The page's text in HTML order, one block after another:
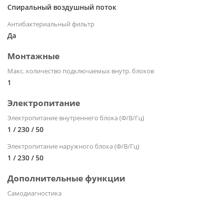
Спиральный воздушный поток
Антибактериальный фильтр
Да
Монтажные
Макс. количество подключаемых внутр. блоков
1
Электропитание
Электропитание внутреннего блока (Ф/В/Гц)
1 / 230 / 50
Электропитание наружного блока (Ф/В/Гц)
1 / 230 / 50
Дополнительные функции
Самодиагностика